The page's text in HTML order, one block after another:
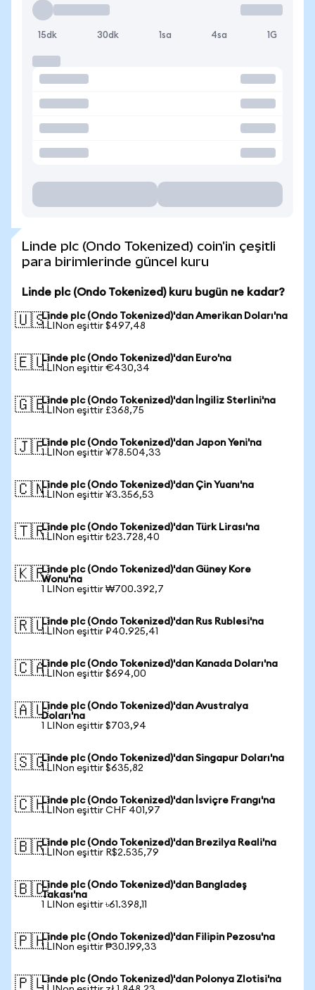
15dk 30dk 1sa 4sa 1G
Linde plc (Ondo Tokenized) coin'in çeşitli
para birimlerinde güncel kuru
Linde plc (Ondo Tokenized) kuru bugün ne kadar?
🇺🇸Linde plc (Ondo Tokenized)'dan Amerikan Doları'na
1 LINon eşittir $497,48
🇪🇺Linde plc (Ondo Tokenized)'dan Euro'na
1 LINon eşittir €430,34
🇬🇧Linde plc (Ondo Tokenized)'dan İngiliz Sterlini'na
1 LINon eşittir £368,75
🇯🇵Linde plc (Ondo Tokenized)'dan Japon Yeni'na
1 LINon eşittir ¥78.504,33
🇨🇳Linde plc (Ondo Tokenized)'dan Çin Yuanı'na
1 LINon eşittir ¥3.356,53
🇹🇷Linde plc (Ondo Tokenized)'dan Türk Lirası'na
1 LINon eşittir ₺23.728,40
🇰🇷Linde plc (Ondo Tokenized)'dan Güney Kore
Wonu'na
1 LINon eşittir ₩700.392,7
🇷🇺Linde plc (Ondo Tokenized)'dan Rus Rublesi'na
1 LINon eşittir ₽40.925,41
🇨🇦Linde plc (Ondo Tokenized)'dan Kanada Doları'na
1 LINon eşittir $694,00
🇦🇺Linde plc (Ondo Tokenized)'dan Avustralya
Doları'na
1 LINon eşittir $703,94
🇸🇬Linde plc (Ondo Tokenized)'dan Singapur Doları'na
1 LINon eşittir $635,82
🇨🇭Linde plc (Ondo Tokenized)'dan İsviçre Frangı'na
1 LINon eşittir CHF 401,97
🇧🇷Linde plc (Ondo Tokenized)'dan Brezilya Reali'na
1 LINon eşittir R$2.535,79
🇧🇩Linde plc (Ondo Tokenized)'dan Bangladeş
Takası'na
1 LINon eşittir ৳61.398,11
🇵🇭Linde plc (Ondo Tokenized)'dan Filipin Pezosu'na
1 LINon eşittir ₱30.199,33
🇵🇱Linde plc (Ondo Tokenized)'dan Polonya Zlotisi'na